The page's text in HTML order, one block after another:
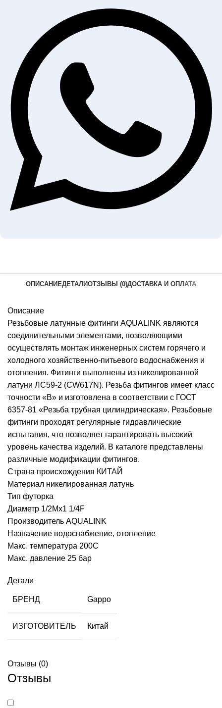
ОПИСАНИЕДЕТАЛИОТЗЫВЫ (0)ДОСТАВКА И ОПЛАТА
Описание
Резьбовые латунные фитинги AQUALINK являются
соединительными элементами, позволяющими
осуществлять монтаж инженерных систем горячего и
холодного хозяйственно-питьевого водоснабжения и
отопления. Фитинги выполнены из никелированной
латуни ЛС59-2 (CW617N). Резьба фитингов имеет класс
точности «В» и изготовлена в соответствии с ГОСТ
6357-81 «Резьба трубная цилиндрическая». Резьбовые
фитинги проходят регулярные гидравлические
испытания, что позволяет гарантировать высокий
уровень качества изделий. В каталоге представлены
различные модификации фитингов.
Страна происхождения КИТАЙ
Материал никелированная латунь
Тип футорка
Диаметр 1/2Mх1 1/4F
Производитель AQUALINK
Назначение водоснабжение, отопление
Макс. температура 200С
Макс. давление 25 бар
Детали
БРЕНД Gappo
ИЗГОТОВИТЕЛЬ Китай
Отзывы (0)
Отзывы